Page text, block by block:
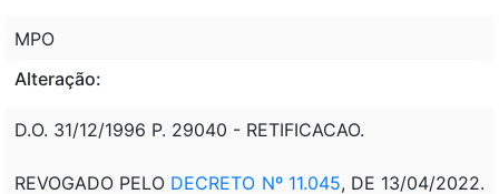
MPO
Alteração:
D.O. 31/12/1996 P. 29040 - RETIFICACAO.
REVOGADO PELO DECRETO Nº 11.045, DE 13/04/2022.